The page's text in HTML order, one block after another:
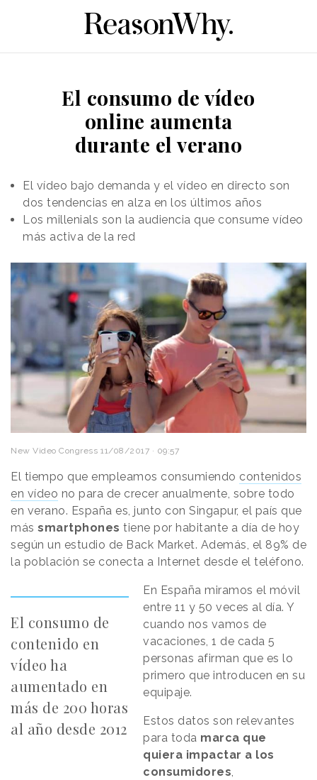
El consumo de vídeo
online aumenta
durante el verano
El vídeo bajo demanda y el vídeo en directo son
dos tendencias en alza en los últimos años
Los millenials son la audiencia que consume vídeo
más activa de la red
New Video Congress 11/08/2017 · 09:57
El tiempo que empleamos consumiendo contenidos
en vídeo no para de crecer anualmente, sobre todo
en verano. España es, junto con Singapur, el país que
más smartphones tiene por habitante a día de hoy
según un estudio de Back Market. Además, el 89% de
la población se conecta a Internet desde el teléfono.
El consumo de
contenido en
vídeo ha
aumentado en
más de 200 horas
al año desde 2012
En España miramos el móvil
entre 11 y 50 veces al día. Y
cuando nos vamos de
vacaciones, 1 de cada 5
personas afirman que es lo
primero que introducen en su
equipaje.
Estos datos son relevantes
para toda marca que
quiera impactar a los
consumidores,